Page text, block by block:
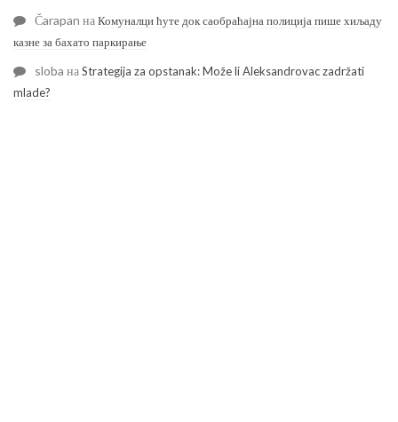
Čarapan наКомуналци ћуте док саобраћајна полиција пише хиљаду
казне за бахато паркирање
sloba наStrategija za opstanak: Može li Aleksandrovac zadržati
mlade?